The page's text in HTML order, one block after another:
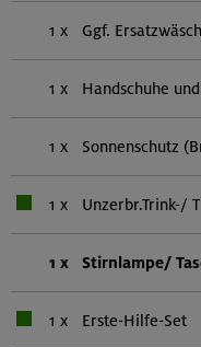
1 x Ggf.
1 x Handschuhe
1 x Sonnenschutz
1 x Unzerbr.Trink-/
1 x Stirnlampe/
1 x Erste-Hilfe-Set